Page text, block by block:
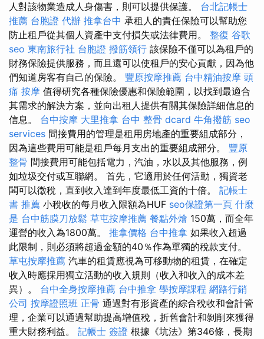
人對該物業造成人身傷害，則可以提供保護。 台北記帳士
推薦 台胞證 代辦 推拿台中 承租人的責任保險可以幫助您
防止租戶從其個人資產中支付損失或法律費用。 整復 谷歌
seo 東南旅行社 台胞證 撥筋領行 該保險不僅可以為租戶的
財務保險提供服務，而且還可以使租戶的安心貢獻，因為他
們知道房客有自己的保險。 豐原按摩推薦 台中精油按摩 頭
痛 按摩 值得研究各種保險優惠和保險範圍，以找到最適合
其需求的解決方案，並向出租人提供有關其保險詳細信息的
信息。 台中按摩 大里推拿 台中 整骨 dcard 牛角撥筋 seo
services 間接費用的管理是租用房地產的重要組成部分，
因為這些費用可能是租戶每月支出的重要組成部分。 豐原
整骨 間接費用可能包括電力，汽油，水以及其他服務，例
如垃圾交付或互聯網。 首先，它適用於任何活動，獨資老
闆可以徵稅，直到收入達到年度最低工資的十倍。 記帳士
書 推薦 小稅收的每月收入限額為HUF seo保證第一頁 什麼
是 台中筋膜刀放鬆 草屯按摩推薦 餐點外燴 150萬，而全年
運營的收入為1800萬。 推拿價格 台中推拿 如果收入超過
此限制，則必須將超過金額的40％作為單獨的稅款支付。
草屯按摩推薦 汽車的租賃應視為可移動物的租賃，在確定
收入時應採用獨立活動的收入規則（收入和收入的成本差
異）。 台中全身按摩推薦 台中推拿 學按摩課程 網路行銷
公司 按摩證照班 正骨 通過對有形資產的綜合稅收和會計管
理，企業可以通過幫助提高增值稅，折舊會計和剝削來獲得
重大財務利益。 記帳士 簽證 根據《坑法》第346條，長期